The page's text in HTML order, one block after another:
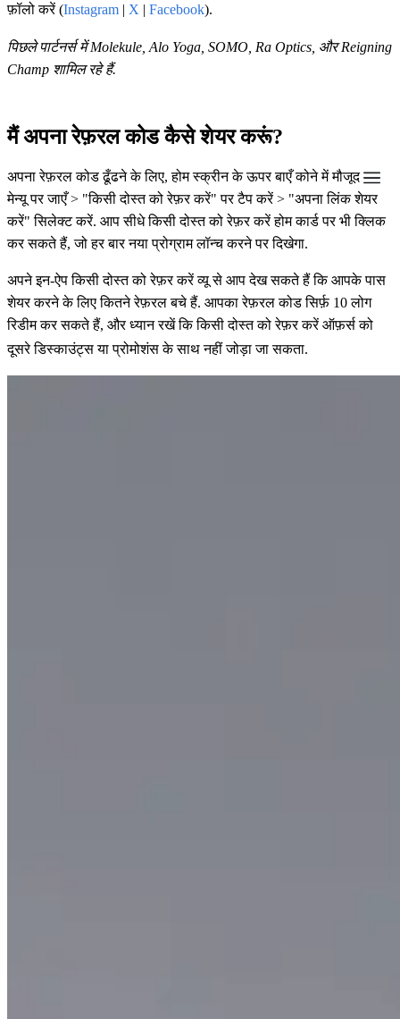
फ़ॉलो करें (Instagram | X | Facebook).
पिछले पार्टनर्स में Molekule, Alo Yoga, SOMO, Ra Optics, और Reigning
Champ शामिल रहे हैं.
मैं अपना रेफ़रल कोड कैसे शेयर करूं?
अपना रेफ़रल कोड ढूँढने के लिए, होम स्क्रीन के ऊपर बाएँ कोने में मौजूद
मेन्यू पर जाएँ > "किसी दोस्‍त को रेफ़र करें" पर टैप करें > "अपना लिंक शेयर
करें" सिलेक्ट करें. आप सीधे किसी दोस्‍त को रेफ़र करें होम कार्ड पर भी क्लिक
कर सकते हैं, जो हर बार नया प्रोग्राम लॉन्च करने पर दिखेगा.
अपने इन-ऐप किसी दोस्‍त को रेफ़र करें व्यू से आप देख सकते हैं कि आपके पास
शेयर करने के लिए कितने रेफ़रल बचे हैं. आपका रेफ़रल कोड सिर्फ़ 10 लोग
रिडीम कर सकते हैं, और ध्यान रखें कि किसी दोस्‍त को रेफ़र करें ऑफ़र्स को
दूसरे डिस्काउंट्स या प्रोमोशंस के साथ नहीं जोड़ा जा सकता.